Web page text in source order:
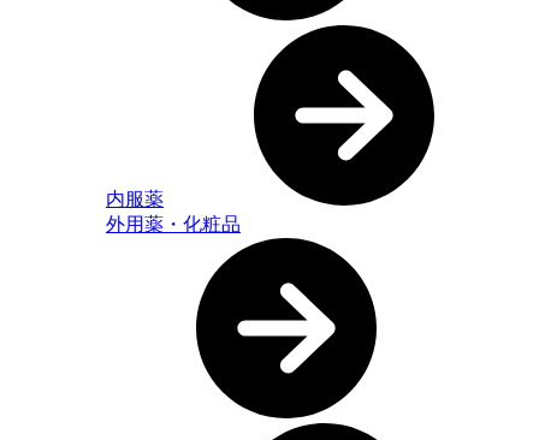
内服薬
外用薬・化粧品